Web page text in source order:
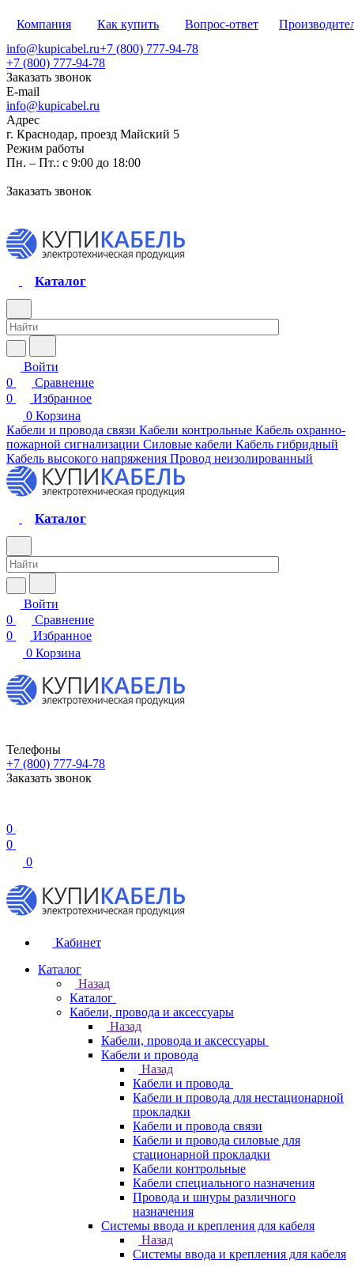
Компания Как купить Вопрос-ответ
info@kupicabel.ru+7 (800) 777-94-78
+7 (800) 777-94-78
Заказать звонок
E-mail
info@kupicabel.ru
Адрес
г. Краснодар, проезд Майский 5
Режим работы
Пн. – Пт.: с 9:00 до 18:00
Заказать звонок
Каталог
Войти
0
Сравнение
0
Избранное
0 Корзина
Кабели и провода связи Кабели контрольные Кабель охранно-
пожарной сигнализации Силовые кабели Кабель гибридный
Кабель высокого напряжения Провод неизолированный
Каталог
Войти
0
Сравнение
0
Избранное
0 Корзина
Телефоны
+7 (800) 777-94-78
Заказать звонок
0
0
0
Кабинет
Каталог
Назад
Каталог
Кабели, провода и аксессуары
Назад
Кабели, провода и аксессуары
Кабели и провода
Назад
Кабели и провода
Кабели и провода для нестационарной
прокладки
Кабели и провода связи
Кабели и провода силовые для
стационарной прокладки
Кабели контрольные
Кабели специального назначения
Провода и шнуры различного
назначения
Системы ввода и крепления для кабеля
Назад
Системы ввода и крепления для кабеля